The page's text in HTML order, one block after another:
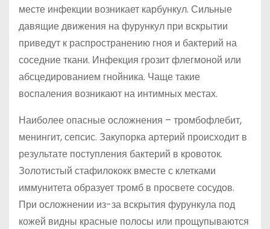
месте инфекции возникает карбункул. Сильные
давящие движения на фурункул при вскрытии
приведут к распространению гноя и бактерий на
соседние ткани. Инфекция грозит флегмоной или
абсцедированием гнойника. Чаще такие
воспаления возникают на интимных местах.
Наиболее опасные осложнения – тромбофлебит,
менингит, сепсис. Закупорка артерий происходит в
результате поступления бактерий в кровоток.
Золотистый стафилококк вместе с клетками
иммунитета образует тромб в просвете сосудов.
При осложнении из-за вскрытия фурункула под
кожей видны красные полосы или прощупываются